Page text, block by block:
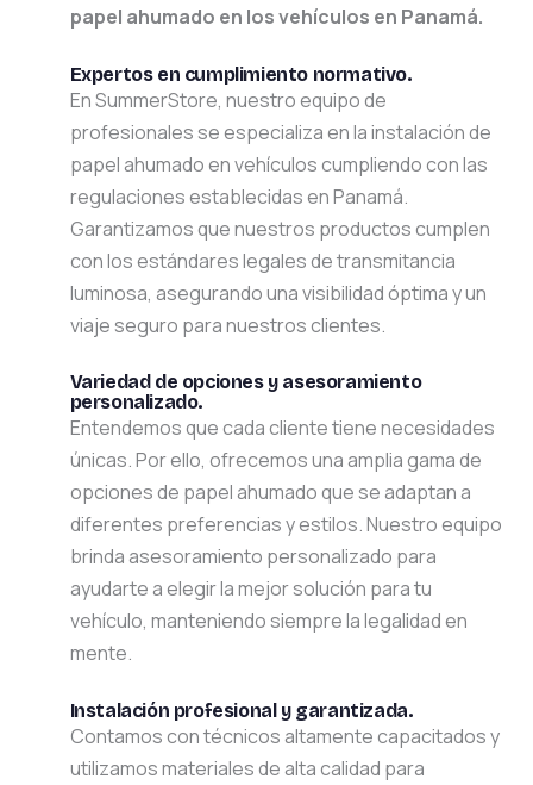
papel ahumado en los vehículos en Panamá.
Expertos en cumplimiento normativo.
En SummerStore, nuestro equipo de
profesionales se especializa en la instalación de
papel ahumado en vehículos cumpliendo con las
regulaciones establecidas en Panamá.
Garantizamos que nuestros productos cumplen
con los estándares legales de transmitancia
luminosa, asegurando una visibilidad óptima y un
viaje seguro para nuestros clientes.
Variedad de opciones y asesoramiento
personalizado.
Entendemos que cada cliente tiene necesidades
únicas. Por ello, ofrecemos una amplia gama de
opciones de papel ahumado que se adaptan a
diferentes preferencias y estilos. Nuestro equipo
brinda asesoramiento personalizado para
ayudarte a elegir la mejor solución para tu
vehículo, manteniendo siempre la legalidad en
mente.
Instalación profesional y garantizada.
Contamos con técnicos altamente capacitados y
utilizamos materiales de alta calidad para